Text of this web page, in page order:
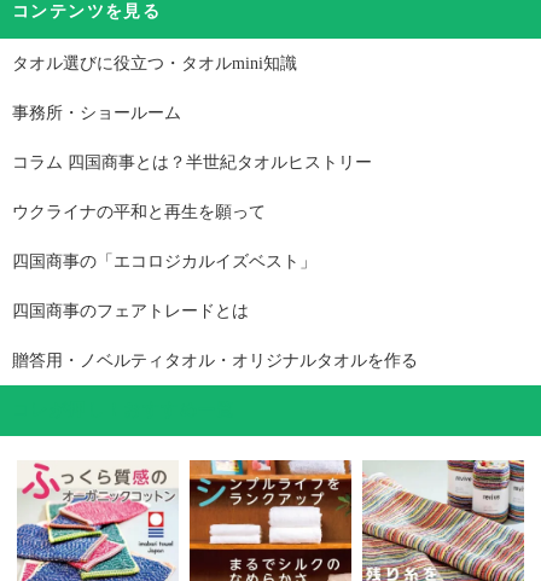
コンテンツを見る
タオル選びに役立つ・タオルmini知識
事務所・ショールーム
コラム 四国商事とは？半世紀タオルヒストリー
ウクライナの平和と再生を願って
四国商事の「エコロジカルイズベスト」
四国商事のフェアトレードとは
贈答用・ノベルティタオル・オリジナルタオルを作る